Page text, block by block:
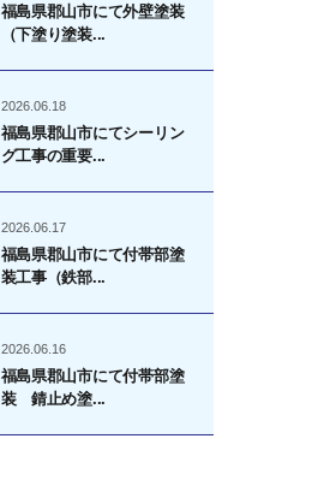
福島県郡山市にて外壁塗装
（下塗り塗装...
2026.06.18
福島県郡山市にてシーリン
グ工事の重要...
2026.06.17
福島県郡山市にて付帯部塗
装工事（鉄部...
2026.06.16
福島県郡山市にて付帯部塗
装 錆止め塗...